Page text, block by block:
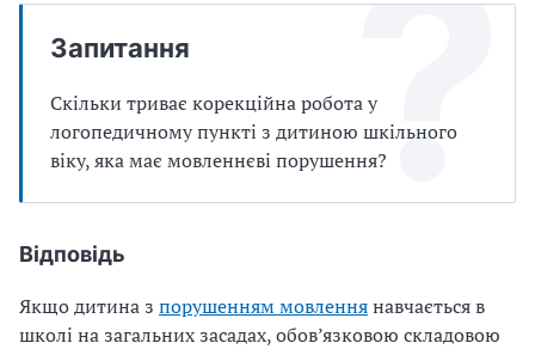
Запитання
Скільки триває корекційна робота у
логопедичному пункті з дитиною шкільного
віку, яка має мовленнєві порушення?
Відповідь
Якщо дитина з порушенням мовленнянавчається в
школі на загальних засадах, обов’язковою складовою